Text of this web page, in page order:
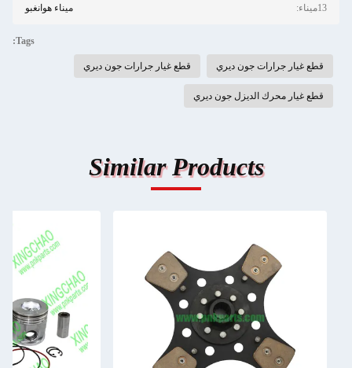
13ميناء: ميناء هوانغبو
Tags:
قطع غيار جرارات جون ديري قطع غيار جرارات جون ديري
قطع غيار محرك الديزل جون ديري
Similar Products